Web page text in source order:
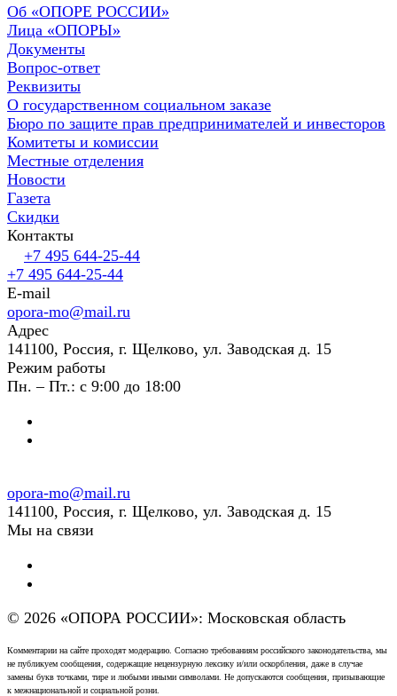
Об «ОПОРЕ РОССИИ»
Лица «ОПОРЫ»
Документы
Вопрос-ответ
Реквизиты
О государственном социальном заказе
Бюро по защите прав предпринимателей и инвесторов
Комитеты и комиссии
Местные отделения
Новости
Газета
Скидки
Контакты
+7 495 644-25-44
+7 495 644-25-44
E-mail
opora-mo@mail.ru
Адрес
141100, Россия, г. Щелково, ул. Заводская д. 15
Режим работы
Пн. – Пт.: с 9:00 до 18:00
opora-mo@mail.ru
141100, Россия, г. Щелково, ул. Заводская д. 15
Мы на связи
© 2026 «ОПОРА РОССИИ»: Московская область
Комментарии на сайте проходят модерацию. Согласно требованиям российского законодательства, мы
не публикуем сообщения, содержащие нецензурную лексику и/или оскорбления, даже в случае
замены букв точками, тире и любыми иными символами. Не допускаются сообщения, призывающие
к межнациональной и социальной розни.